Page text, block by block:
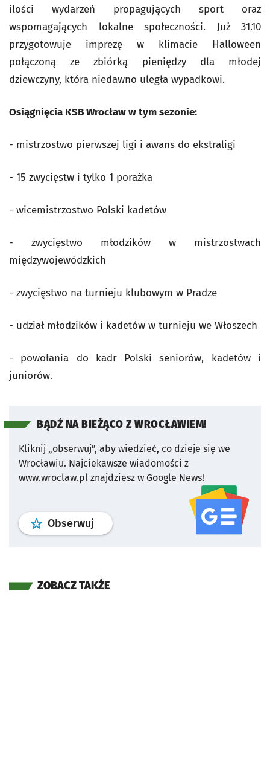
ilości wydarzeń propagujących sport oraz
wspomagających lokalne społeczności. Już 31.10
przygotowuje imprezę w klimacie Halloween
połączoną ze zbiórką pieniędzy dla młodej
dziewczyny, która niedawno uległa wypadkowi.
Osiągnięcia KSB Wrocław w tym sezonie:
- mistrzostwo pierwszej ligi i awans do ekstraligi
- 15 zwycięstw i tylko 1 porażka
- wicemistrzostwo Polski kadetów
- zwycięstwo młodzików w mistrzostwach
międzywojewódzkich
- zwycięstwo na turnieju klubowym w Pradze
- udział młodzików i kadetów w turnieju we Włoszech
- powołania do kadr Polski seniorów, kadetów i
juniorów.
BĄDŹ NA BIEŻĄCO Z WROCŁAWIEM!
Kliknij „obserwuj”, aby wiedzieć, co dzieje się we
Wrocławiu. Najciekawsze wiadomości z
www.wroclaw.pl znajdziesz w Google News!
Obserwuj profil serwisu
ZOBACZ TAKŻE